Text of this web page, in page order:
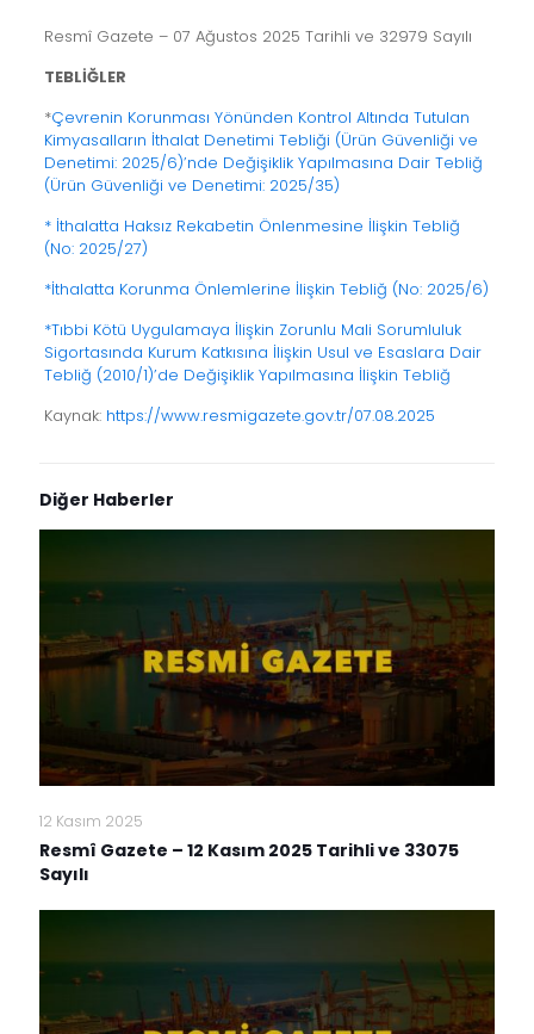
Resmî Gazete – 07 Ağustos 2025 Tarihli ve 32979 Sayılı
TEBLİĞLER
*Çevrenin Korunması Yönünden Kontrol Altında Tutulan
Kimyasalların İthalat Denetimi Tebliği (Ürün Güvenliği ve
Denetimi: 2025/6)’nde Değişiklik Yapılmasına Dair Tebliğ
(Ürün Güvenliği ve Denetimi: 2025/35)
* İthalatta Haksız Rekabetin Önlenmesine İlişkin Tebliğ
(No: 2025/27)
*İthalatta Korunma Önlemlerine İlişkin Tebliğ (No: 2025/6)
*Tıbbi Kötü Uygulamaya İlişkin Zorunlu Mali Sorumluluk
Sigortasında Kurum Katkısına İlişkin Usul ve Esaslara Dair
Tebliğ (2010/1)’de Değişiklik Yapılmasına İlişkin Tebliğ
Kaynak: https://www.resmigazete.gov.tr/07.08.2025
Diğer Haberler
12 Kasım 2025
Resmî Gazete – 12 Kasım 2025 Tarihli ve 33075
Sayılı